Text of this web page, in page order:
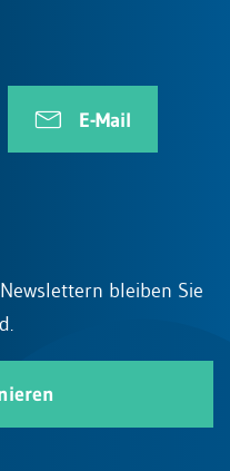
E-Mail
bleiben Sie